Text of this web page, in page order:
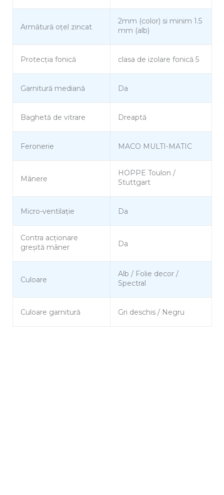
Armătură oțel zincat
2mm (color) si minim 1.5
mm (alb)
Protecția fonică clasa de izolare fonică 5
Garnitură mediană Da
Baghetă de vitrare Dreaptă
Feronerie MACO MULTI-MATIC
Mânere
HOPPE Toulon /
Stuttgart
Micro-ventilație Da
Contra acționare
greșită mâner
Da
Culoare
Alb / Folie decor /
Spectral
Culoare garnitură Gri deschis / Negru